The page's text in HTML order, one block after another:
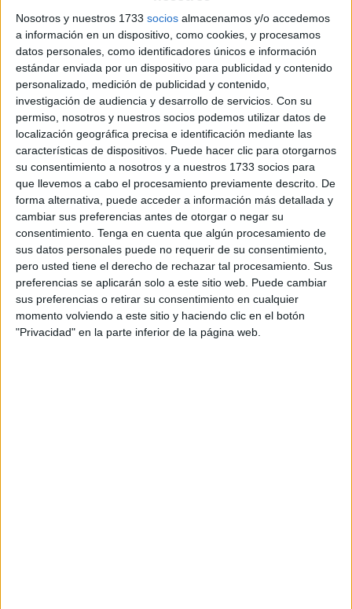
Nosotros y nuestros 1733 socios almacenamos y/o accedemos
a información en un dispositivo, como cookies, y procesamos
datos personales, como identificadores únicos e información
estándar enviada por un dispositivo para publicidad y contenido
personalizado, medición de publicidad y contenido,
investigación de audiencia y desarrollo de servicios. Con su
permiso, nosotros y nuestros socios podemos utilizar datos de
localización geográfica precisa e identificación mediante las
características de dispositivos. Puede hacer clic para otorgarnos
su consentimiento a nosotros y a nuestros 1733 socios para
que llevemos a cabo el procesamiento previamente descrito. De
forma alternativa, puede acceder a información más detallada y
cambiar sus preferencias antes de otorgar o negar su
consentimiento. Tenga en cuenta que algún procesamiento de
sus datos personales puede no requerir de su consentimiento,
pero usted tiene el derecho de rechazar tal procesamiento. Sus
preferencias se aplicarán solo a este sitio web. Puede cambiar
sus preferencias o retirar su consentimiento en cualquier
momento volviendo a este sitio y haciendo clic en el botón
"Privacidad" en la parte inferior de la página web.
la
exigencia de mayor control sobre el rendimiento en
el sector público.
Un vídeo entre la sátira y la reflexión
El propio Adrian Pino plantea en su reel una reflexión que
combina crítica social con humor, basada en experiencias
que, según dice, le han contado personas del propio
sector.
En su vídeo comenta:“De hecho sí, un funcionario
puede ser despedido, pero muy grave tiene que ser lo
que ha hecho para que sea despedido, porque es tal el
jaleo que tiene que hacer un jefe para despedir a un
funcionario que el 99% de las veces ante errores se
hace la vista gorda.”
Con esa frase, el actor pone el foco en la dificultad de